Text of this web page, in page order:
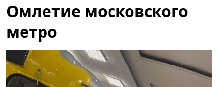
Омлетие московского
метро